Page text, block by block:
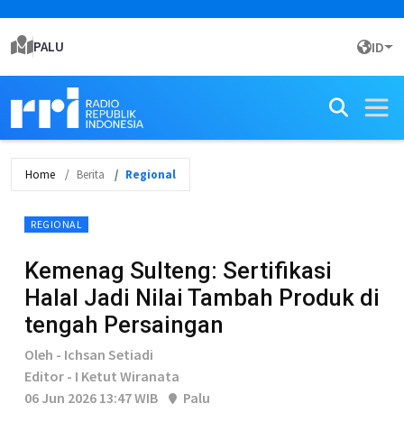
PALU ID
Home Berita Regional
REGIONAL
Kemenag Sulteng: Sertifikasi
Halal Jadi Nilai Tambah Produk di
tengah Persaingan
Oleh - Ichsan Setiadi
Editor - I Ketut Wiranata
06 Jun 2026 13:47 WIB
Palu